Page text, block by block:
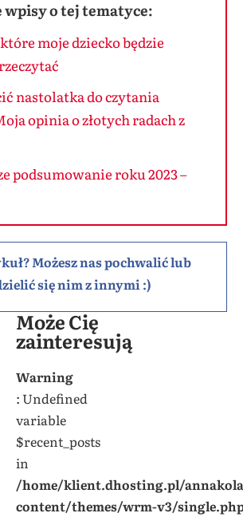
wpisy o tej tematyce:
moje dziecko będzie
nastolatka do czytania
opinia o złotych radach z
podsumowanie roku 2023 –
Możesz nas pochwalić lub
się nim z innymi :)
Może Cię
zainteresują
Warning
: Undefined
variable
$recent_posts
in
/home/klient.dhosting.pl/
content/themes/wrm-v3/